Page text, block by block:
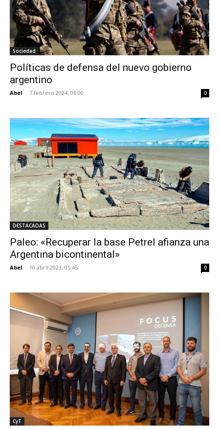
Sociedad
Políticas de defensa del nuevo gobierno
argentino
Abel - 7 febrero 2024, 06:00 0
DESTACADAS
Paleo: «Recuperar la base Petrel afianza una
Argentina bicontinental»
Abel - 10 abril 2023, 05:45 0
CyT